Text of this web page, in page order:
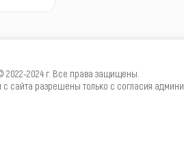
2024 г. Все права защищены.
сайта разрешены только с согласия